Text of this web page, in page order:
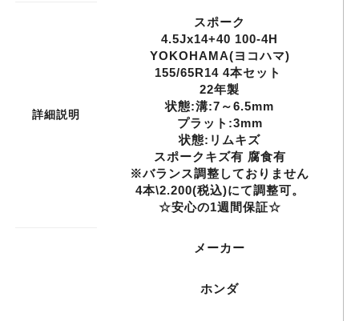
詳細説明
スポーク
4.5Jx14+40 100-4H
YOKOHAMA(ヨコハマ)
155/65R14 4本セット
22年製
状態:溝:7～6.5mm
プラット:3mm
状態:リムキズ
スポークキズ有 腐食有
※バランス調整しておりません
4本\2.200(税込)にて調整可。
☆安心の1週間保証☆
メーカー
ホンダ